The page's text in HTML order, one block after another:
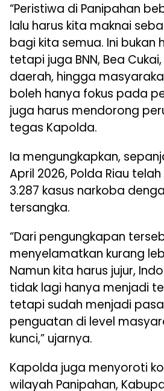
“Peristiwa di Panipahan
lalu harus kita maknai
bagi kita semua. Ini bukan
tetapi juga BNN, Bea
daerah, hingga
boleh hanya fokus pada
juga harus mendorong
tegas Kapolda.
Ia mengungkapkan,
April 2026, Polda Riau
3.287 kasus narkoba
tersangka.
“Dari pengungkapan
menyelamatkan kurang
Namun kita harus jujur,
tidak lagi hanya menjadi
tetapi sudah menjadi
penguatan di level
kunci,” ujarnya.
Kapolda juga menyoroti
wilayah Panipahan,